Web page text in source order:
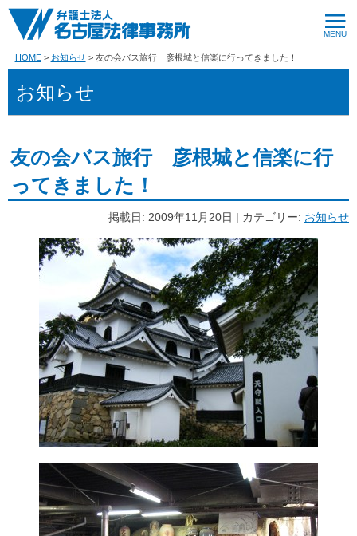
HOME お知らせ 友の会バス旅行 彦根城と信楽に行ってきました！
お知らせ
友の会バス旅行 彦根城と信楽に行
ってきました！
掲載日: 2009年11月20日 | カテゴリー: お知らせ